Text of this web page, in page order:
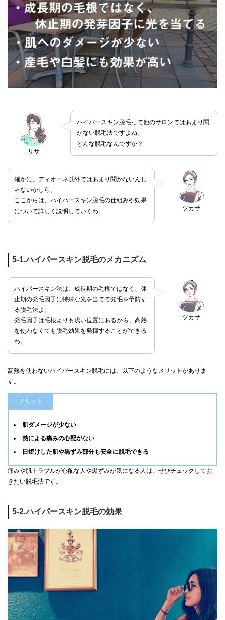
リサ
ハイパースキン脱毛って他のサロンではあまり聞
かない脱毛法ですよね。
どんな脱毛なんですか？
ツカサ
確かに、ディオーネ以外ではあまり聞かないんじ
ゃないかしら。
ここからは、ハイパースキン脱毛の仕組みや効果
について詳しく説明していくわ。
5-1.ハイパースキン脱毛のメカニズム
ツカサ
ハイパースキン法は、成長期の毛根ではなく、休
止期の発毛因子に特殊な光を当てて発毛を予防す
る脱毛法よ。
発毛因子は毛根よりも浅い位置にあるから、高熱
を使わなくても脱毛効果を発揮することができる
わ。
高熱を使わないハイパースキン脱毛には、以下のようなメリットがありま
す。
メリット
肌ダメージが少ない
熱による痛みの心配がない
日焼けした肌や黒ずみ部分も安全に脱毛できる
痛みや肌トラブルが心配な人や黒ずみが気になる人は、ぜひチェックしてお
きたい脱毛法です。
5-2.ハイパースキン脱毛の効果